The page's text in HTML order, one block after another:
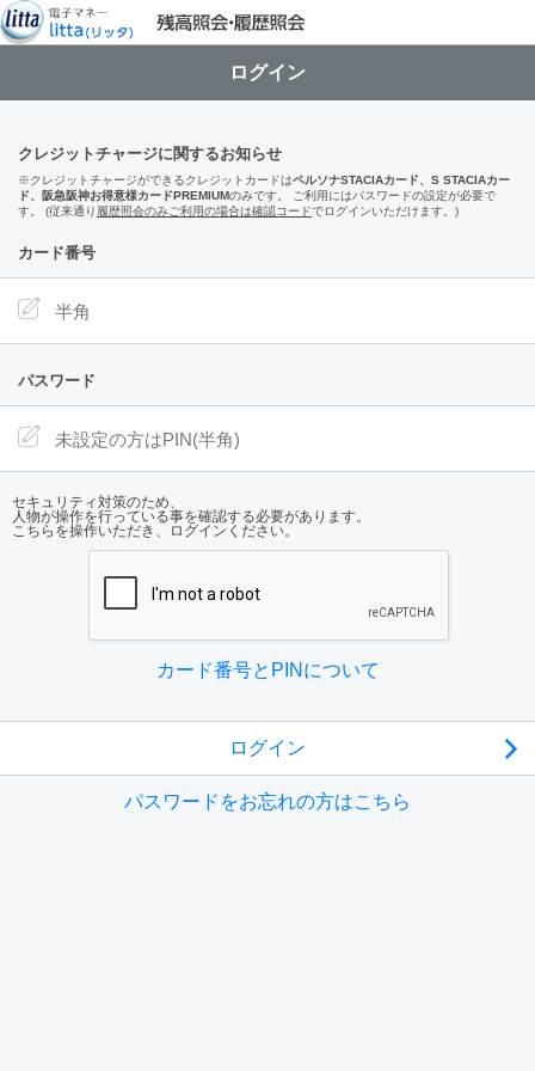
ログイン
クレジットチャージに関するお知らせ
※クレジットチャージができるクレジットカードはペルソナSTACIAカード、S STACIAカー
ド、阪急阪神お得意様カードPREMIUMのみです。 ご利用にはパスワードの設定が必要で
す。 (従来通り 履歴照会のみご利用の場合は確認コードでログインいただけます。)
カード番号
パスワード
セキュリティ対策のため、
人物が操作を行っている事を確認する必要があります。
こちらを操作いただき、ログインください。
カード番号とPINについて
パスワードをお忘れの方はこちら